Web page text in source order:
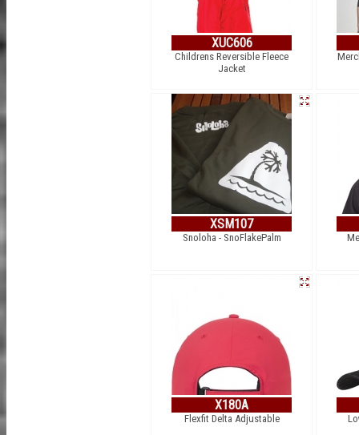
XUC606
Childrens Reversible Fleece
Jacket
XSM107
Snoloha - SnoFlakePalm
X180A
Flexfit Delta Adjustable